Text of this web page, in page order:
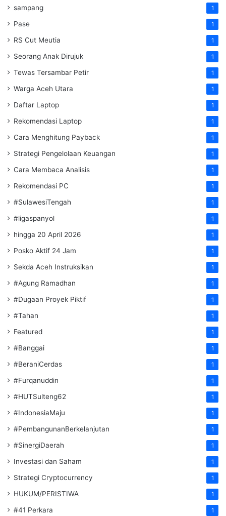
sampang 1
Pase 1
RS Cut Meutia 1
Seorang Anak Dirujuk 1
Tewas Tersambar Petir 1
Warga Aceh Utara 1
Daftar Laptop 1
Rekomendasi Laptop 1
Cara Menghitung Payback 1
Strategi Pengelolaan Keuangan 1
Cara Membaca Analisis 1
Rekomendasi PC 1
#SulawesiTengah 1
#ligaspanyol 1
hingga 20 April 2026 1
Posko Aktif 24 Jam 1
Sekda Aceh Instruksikan 1
#Agung Ramadhan 1
#Dugaan Proyek Piktif 1
#Tahan 1
Featured 1
#Banggai 1
#BeraniCerdas 1
#Furqanuddin 1
#HUTSulteng62 1
#IndonesiaMaju 1
#PembangunanBerkelanjutan 1
#SinergiDaerah 1
Investasi dan Saham 1
Strategi Cryptocurrency 1
HUKUM/PERISTIWA 1
#41 Perkara 1